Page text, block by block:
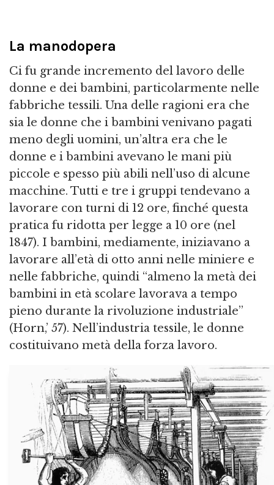
La manodopera
Ci fu grande incremento del lavoro delle
donne e dei bambini, particolarmente nelle
fabbriche tessili. Una delle ragioni era che
sia le donne che i bambini venivano pagati
meno degli uomini, un’altra era che le
donne e i bambini avevano le mani più
piccole e spesso più abili nell’uso di alcune
macchine. Tutti e tre i gruppi tendevano a
lavorare con turni di 12 ore, finché questa
pratica fu ridotta per legge a 10 ore (nel
1847). I bambini, mediamente, iniziavano a
lavorare all’età di otto anni nelle miniere e
nelle fabbriche, quindi “almeno la metà dei
bambini in età scolare lavorava a tempo
pieno durante la rivoluzione industriale”
(Horn,’ 57). Nell’industria tessile, le donne
costituivano metà della forza lavoro.